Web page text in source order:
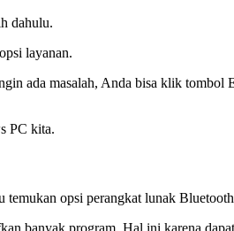
dahulu.
layanan.
ada masalah, Anda bisa klik
PC kita.
temukan opsi perangkat lunak
banyak program. Hal ini karena